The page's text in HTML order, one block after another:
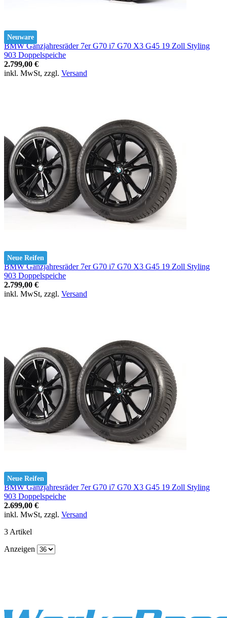
Neuware
BMW Ganzjahresräder 7er G70 i7 G70 X3 G45 19 Zoll Styling
903 Doppelspeiche
2.799,00 €
inkl. MwSt, zzgl. Versand
Neue Reifen
BMW Ganzjahresräder 7er G70 i7 G70 X3 G45 19 Zoll Styling
903 Doppelspeiche
2.799,00 €
inkl. MwSt, zzgl. Versand
Neue Reifen
BMW Ganzjahresräder 7er G70 i7 G70 X3 G45 19 Zoll Styling
903 Doppelspeiche
2.699,00 €
inkl. MwSt, zzgl. Versand
3 Artikel
Anzeigen